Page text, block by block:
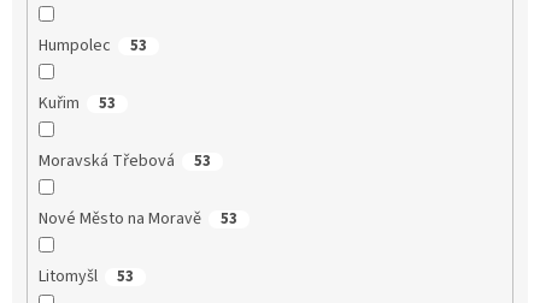
Humpolec 53
Kuřim 53
Moravská Třebová 53
Nové Město na Moravě 53
Litomyšl 53